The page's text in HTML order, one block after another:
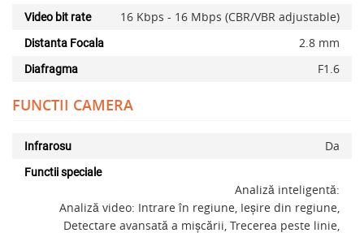
Video bit rate 16 Kbps - 16 Mbps (CBR/VBR adjustable)
Distanta Focala 2.8 mm
Diafragma F1.6
FUNCTII CAMERA
Infrarosu Da
Functii speciale
Analiză inteligentă:
Analiză video: Intrare în regiune, Ieșire din regiune,
Detectare avansată a mișcării, Trecerea peste linie,